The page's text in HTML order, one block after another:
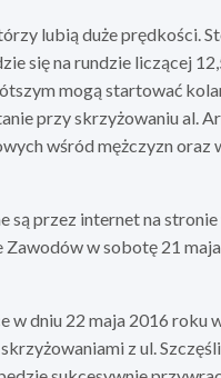
lubią duże prędkości.
się na rundzie liczącej
mogą startować
przy skrzyżowaniu al.
wśród mężczyzn
są przez internet na
Zawodów w sobotę 21
w dniu 22 maja 2016 roku
z ul.